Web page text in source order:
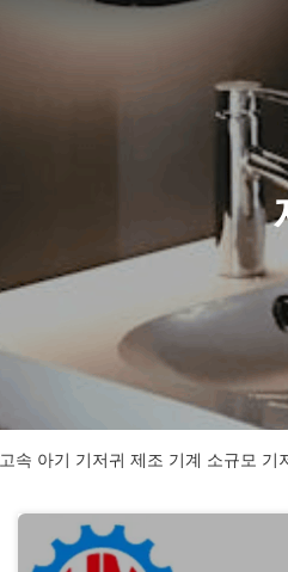
고속 아기 기저귀 제조 기계 소규모 기